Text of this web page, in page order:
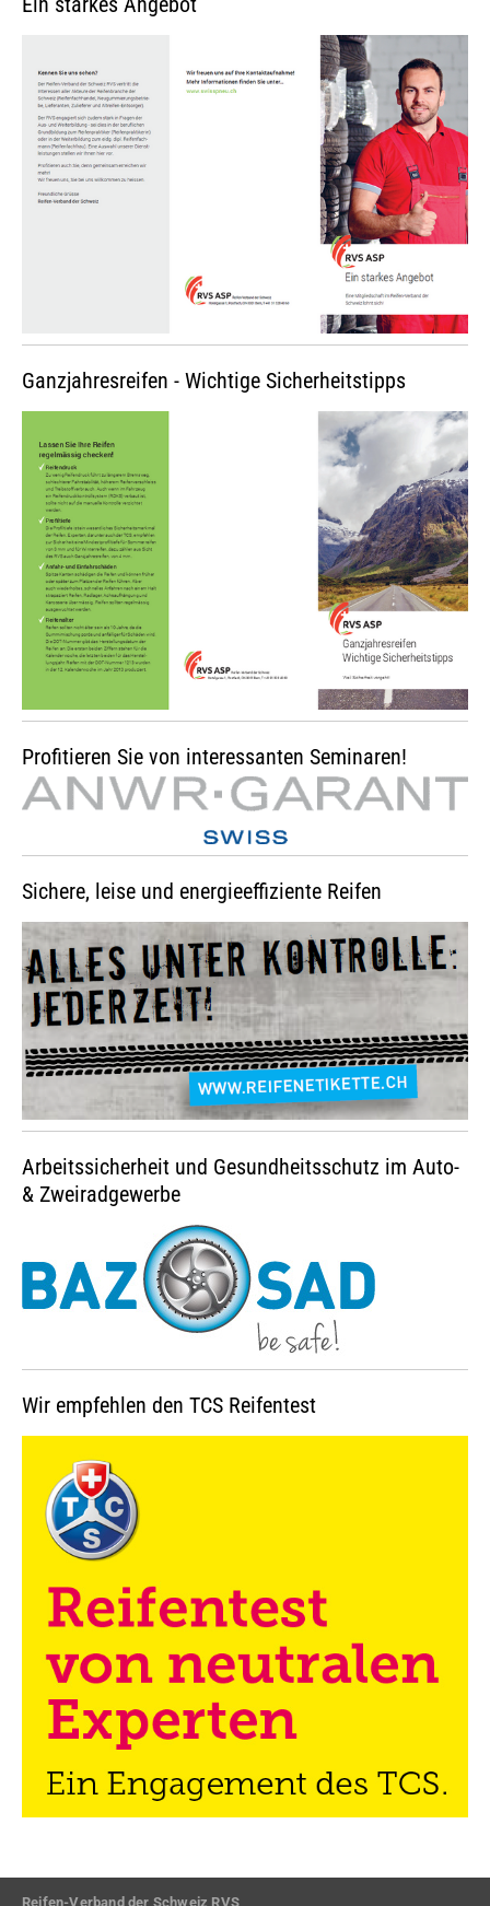
Ganzjahresreifen - Wichtige Sicherheitstipps
Profitieren Sie von interessanten Seminaren!
Sichere, leise und energieeffiziente Reifen
Arbeitssicherheit und Gesundheitsschutz im Auto-
& Zweiradgewerbe
Wir empfehlen den TCS Reifentest
Reifen-Verband der Schweiz RVS